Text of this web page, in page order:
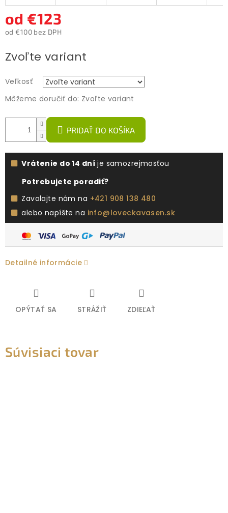
od €123
od €100bez DPH
cena:
Zvoľte variant
Veľkosť
Môžeme doručiť do: Zvoľte variant
PRIDAŤ DO KOŠÍKA
Vrátenie do 14 dní je samozrejmosťou
Potrebujete poradiť?
Zavolajte nám na +421 908 138 480
alebo napíšte na info@loveckavasen.sk
Detailné informácie
OPÝTAŤ SA STRÁŽIŤ ZDIEĽAŤ
Súvisiaci tovar